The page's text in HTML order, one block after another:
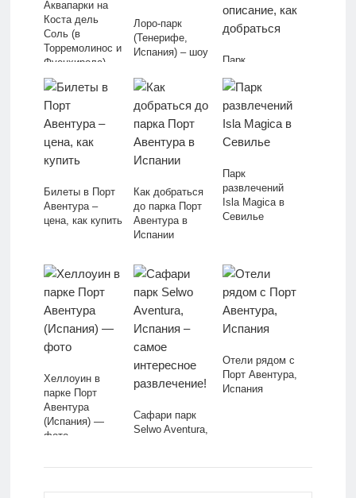
Аквапарки на
Коста дель
Соль (в
Торремолинос и
Фуенхирола)
Лоро-парк
(Тенерифе,
Испания) – шоу
дельфинов и
касаток
Парк
Warner Brothers,
Мадрид – фото,
описание, как
добраться
Билеты в Порт
Авентура –
цена, как купить
Как добраться
до парка Порт
Авентура в
Испании
Парк
развлечений
Isla Magica в
Севилье
Хеллоуин в
парке Порт
Авентура
(Испания) —
фото
Сафари парк
Selwo Aventura,
Отели рядом с
Порт Авентура,
Испания